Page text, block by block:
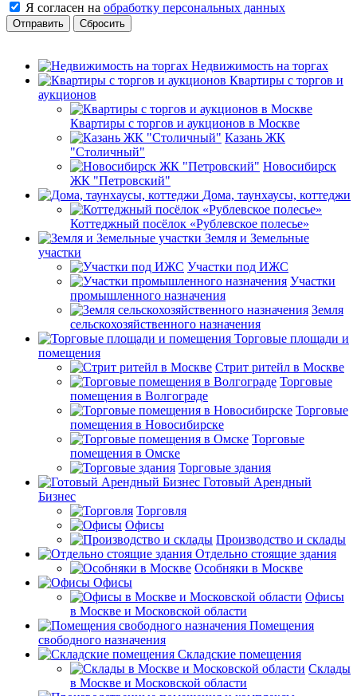
Я согласен на обработку персональных данных
Сбросить
Недвижимость на торгах
Квартиры с торгов и
аукционов
Квартиры с торгов и аукционов в Москве
Казань ЖК
"Столичный"
Новосибирск
ЖК "Петровский"
Дома, таунхаусы, коттеджи
Коттеджный посёлок «Рублевское полесье»
Земля и Земельные
участки
Участки под ИЖС
Участки
промышленного назначения
Земля
сельскохозяйственного назначения
Торговые площади и
помещения
Стрит ритейл в Москве
Торговые
помещения в Волгограде
Торговые
помещения в Новосибирске
Торговые
помещения в Омске
Торговые здания
Готовый Арендный
Бизнес
Торговля
Офисы
Производство и склады
Отдельно стоящие здания
Особняки в Москве
Офисы
Офисы
в Москве и Московской области
Помещения
свободного назначения
Складские помещения
Склады
в Москве и Московской области